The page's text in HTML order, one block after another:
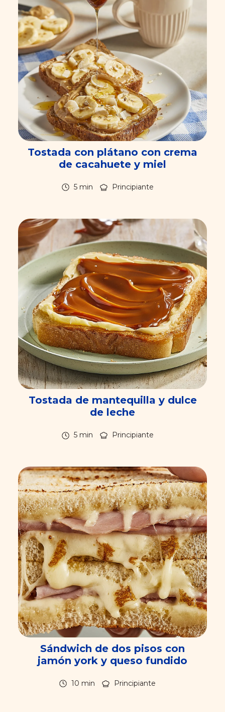
Tostada con plátano con crema
de cacahuete y miel
5 min Principiante
Tostada de mantequilla y dulce
de leche
5 min Principiante
Sándwich de dos pisos con
jamón york y queso fundido
10 min Principiante